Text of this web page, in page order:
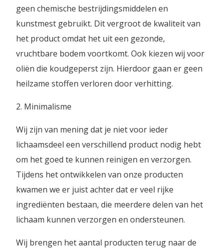
geen chemische bestrijdingsmiddelen en
kunstmest gebruikt. Dit vergroot de kwaliteit van
het product omdat het uit een gezonde,
vruchtbare bodem voortkomt. Ook kiezen wij voor
oliën die koudgeperst zijn. Hierdoor gaan er geen
heilzame stoffen verloren door verhitting.
2. Minimalisme
Wij zijn van mening dat je niet voor ieder
lichaamsdeel een verschillend product nodig hebt
om het goed te kunnen reinigen en verzorgen.
Tijdens het ontwikkelen van onze producten
kwamen we er juist achter dat er veel rijke
ingrediënten bestaan, die meerdere delen van het
lichaam kunnen verzorgen en ondersteunen.
Wij brengen het aantal producten terug naar de